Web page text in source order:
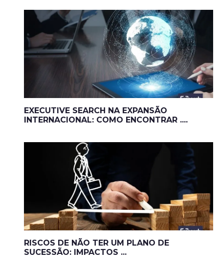
EXECUTIVE SEARCH NA EXPANSÃO
INTERNACIONAL: COMO ENCONTRAR ....
RISCOS DE NÃO TER UM PLANO DE
SUCESSÃO: IMPACTOS ...